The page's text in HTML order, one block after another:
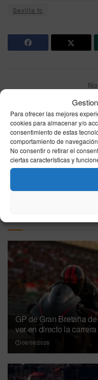
Para ofrecer las mejores
cookies para almacenar y/o
consentimiento de estas
comportamiento de
No consentir o retirar el
ciertas características y
Sevilla fc
Horario, canal y
Espanyol de
Quién torea hoy,
cartel, horario y
GP de Gran Bretaña
ver en directo la
06/08/2026